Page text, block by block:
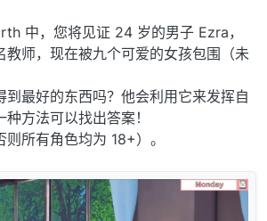
中，您将见证 24 岁的男子 Ezra，
教师，现在被九个可爱的女孩包围（未
到最好的东西吗？他会利用它来发挥自
方法可以找出答案！
则所有角色均为 18+）。